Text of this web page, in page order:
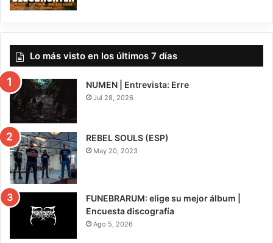
Lo más visto en los últimos 7 días
NUMEN | Entrevista: Erre
Jul 28, 2026
REBEL SOULS (ESP)
May 20, 2023
FUNEBRARUM: elige su mejor álbum |
Encuesta discografía
Ago 5, 2026